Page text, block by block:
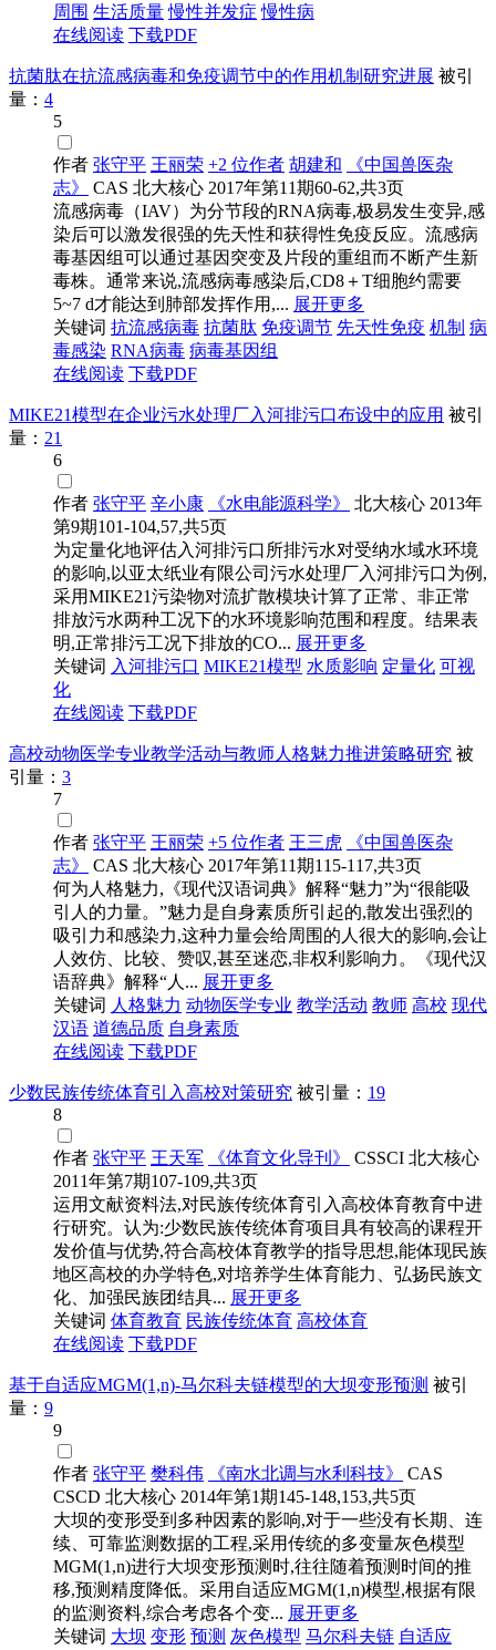
周围 生活质量 慢性并发症 慢性病
在线阅读 下载PDF
抗菌肽在抗流感病毒和免疫调节中的作用机制研究进展 被引
量： 4
5
作者 张守平 王丽荣 +2 位作者 胡建和
《中国兽医杂
志》
CAS 北大核心 2017年第11期60-62,共3页
流感病毒（IAV）为分节段的RNA病毒,极易发生变异,感
染后可以激发很强的先天性和获得性免疫反应。流感病
毒基因组可以通过基因突变及片段的重组而不断产生新
毒株。通常来说,流感病毒感染后,CD8＋T细胞约需要
5~7 d才能达到肺部发挥作用,... 展开更多
关键词 抗流感病毒 抗菌肽 免疫调节 先天性免疫 机制 病
毒感染 RNA病毒 病毒基因组
在线阅读 下载PDF
MIKE21模型在企业污水处理厂入河排污口布设中的应用 被引
量： 21
6
作者 张守平 辛小康 《水电能源科学》 北大核心 2013年
第9期101-104,57,共5页
为定量化地评估入河排污口所排污水对受纳水域水环境
的影响,以亚太纸业有限公司污水处理厂入河排污口为例,
采用MIKE21污染物对流扩散模块计算了正常、非正常
排放污水两种工况下的水环境影响范围和程度。结果表
明,正常排污工况下排放的CO... 展开更多
关键词 入河排污口 MIKE21模型 水质影响 定量化 可视
化
在线阅读 下载PDF
高校动物医学专业教学活动与教师人格魅力推进策略研究 被
引量： 3
7
作者 张守平 王丽荣 +5 位作者 王三虎
《中国兽医杂
志》
CAS 北大核心 2017年第11期115-117,共3页
何为人格魅力,《现代汉语词典》解释“魅力”为“很能吸
引人的力量。”魅力是自身素质所引起的,散发出强烈的
吸引力和感染力,这种力量会给周围的人很大的影响,会让
人效仿、比较、赞叹,甚至迷恋,非权利影响力。《现代汉
语辞典》解释“人... 展开更多
关键词 人格魅力 动物医学专业 教学活动 教师 高校 现代
汉语 道德品质 自身素质
在线阅读 下载PDF
少数民族传统体育引入高校对策研究 被引量： 19
8
作者 张守平 王天军 《体育文化导刊》 CSSCI 北大核心
2011年第7期107-109,共3页
运用文献资料法,对民族传统体育引入高校体育教育中进
行研究。认为:少数民族传统体育项目具有较高的课程开
发价值与优势,符合高校体育教学的指导思想,能体现民族
地区高校的办学特色,对培养学生体育能力、弘扬民族文
化、加强民族团结具... 展开更多
关键词 体育教育 民族传统体育 高校体育
在线阅读 下载PDF
基于自适应MGM(1,n)-马尔科夫链模型的大坝变形预测 被引
量： 9
9
作者 张守平 樊科伟 《南水北调与水利科技》
CAS
CSCD 北大核心 2014年第1期145-148,153,共5页
大坝的变形受到多种因素的影响,对于一些没有长期、连
续、可靠监测数据的工程,采用传统的多变量灰色模型
MGM(1,n)进行大坝变形预测时,往往随着预测时间的推
移,预测精度降低。采用自适应MGM(1,n)模型,根据有限
的监测资料,综合考虑各个变... 展开更多
关键词 大坝 变形 预测 灰色模型 马尔科夫链 自适应